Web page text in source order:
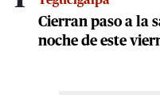
Cierran paso a la
noche de este